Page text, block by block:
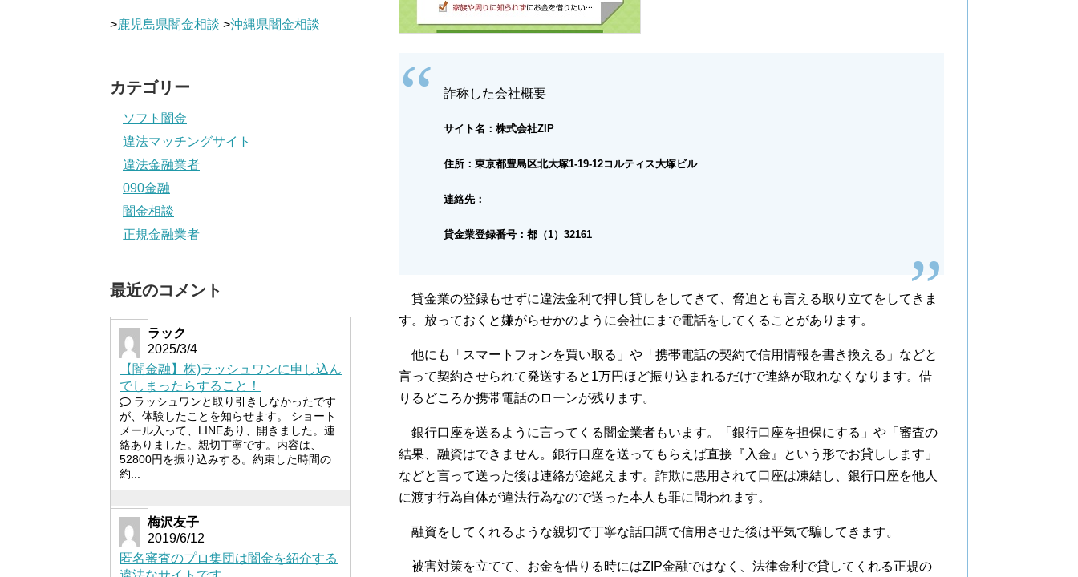
詐称した会社概要
サイト名：株式会社ZIP
住所：東京都豊島区北大塚1-19-12コルティス大塚ビル
連絡先：
貸金業登録番号：都（1）32161
貸金業の登録もせずに違法金利で押し貸しをしてきて、脅迫とも言える取り立てをしてきま
す。放っておくと嫌がらせかのように会社にまで電話をしてくることがあります。
他にも「スマートフォンを買い取る」や「携帯電話の契約で信用情報を書き換える」などと
言って契約させられて発送すると1万円ほど振り込まれるだけで連絡が取れなくなります。借
りるどころか携帯電話のローンが残ります。
銀行口座を送るように言ってくる闇金業者もいます。「銀行口座を担保にする」や「審査の
結果、融資はできません。銀行口座を送ってもらえば直接『入金』という形でお貸しします」
などと言って送った後は連絡が途絶えます。詐欺に悪用されて口座は凍結し、銀行口座を他人
に渡す行為自体が違法行為なので送った本人も罪に問われます。
融資をしてくれるような親切で丁寧な話口調で信用させた後は平気で騙してきます。
被害対策を立てて、お金を借りる時にはZIP金融ではなく、法律金利で貸してくれる正規の
>鹿児島県闇金相談 >沖縄県闇金相談
カテゴリー
ソフト闇金
違法マッチングサイト
違法金融業者
090金融
闇金相談
正規金融業者
最近のコメント
ラック
2025/3/4
【闇金融】株)ラッシュワンに申し込ん
でしまったらすること！
ラッシュワンと取り引きしなかったです
が、体験したことを知らせます。 ショート
メール入って、LINEあり、開きました。連
絡ありました。親切丁寧です。内容は、
52800円を振り込みする。約束した時間の
約...
梅沢友子
2019/6/12
匿名審査のプロ集団は闇金を紹介する